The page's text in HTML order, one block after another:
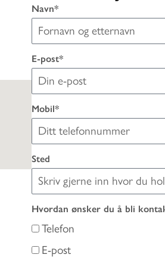
Navn*
E-post*
Mobil*
Sted
Hvordan ønsker du å bli
Telefon
E-post